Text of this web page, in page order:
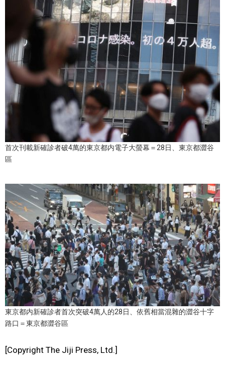
娛樂
教育
工作勞動
家庭
語言
東京
編輯部通知
首次刊載新確診者破4萬的東京都内電子大螢幕＝28日、東京都澀谷
區
東京都内新確診者首次突破4萬人的28日、依舊相當混雜的澀谷十字
路口＝東京都澀谷區
[Copyright The Jiji Press, Ltd.]